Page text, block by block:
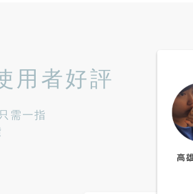
用者好評
需一指